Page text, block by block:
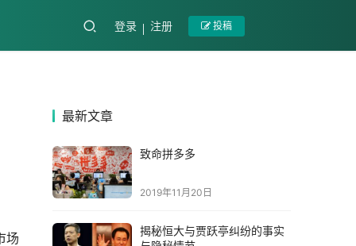
登录 注册 投稿
场
最新文章
致命拼多多
2019年11月20日
揭秘恒大与贾跃亭纠纷的事实